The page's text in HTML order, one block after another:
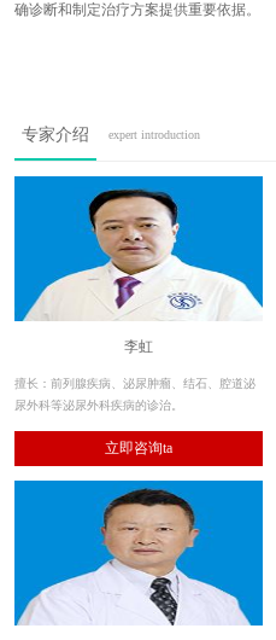
确诊断和制定治疗方案提供重要依据。
专家介绍 expert introduction
李虹
擅长：前列腺疾病、泌尿肿瘤、结石、腔道泌
尿外科等泌尿外科疾病的诊治。
立即咨询ta